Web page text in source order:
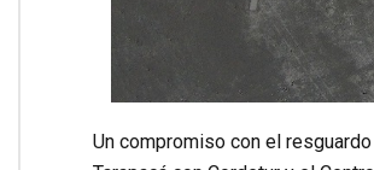
Un compromiso con el